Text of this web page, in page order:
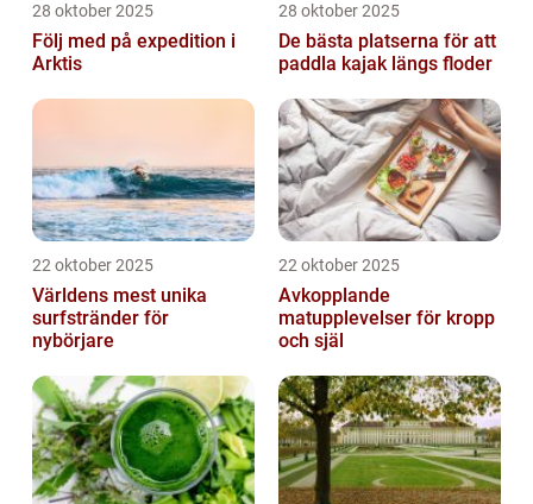
28 oktober 2025
Följ med på expedition i
Arktis
28 oktober 2025
De bästa platserna för att
paddla kajak längs floder
22 oktober 2025
Världens mest unika
surfstränder för
nybörjare
22 oktober 2025
Avkopplande
matupplevelser för kropp
och själ